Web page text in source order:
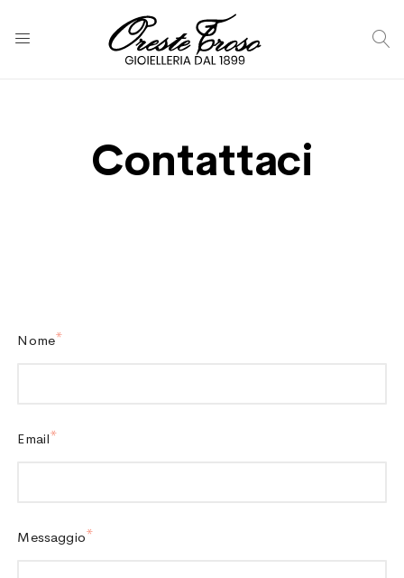
Contattaci
Nome
Email
Messaggio